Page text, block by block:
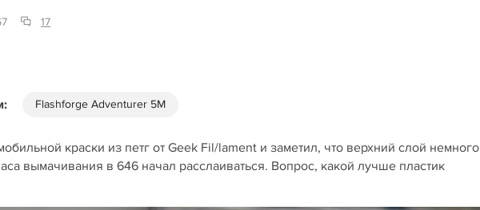
17
Flashforge Adventurer 5M
краски из петг от Geek Fil/lament и заметил, что верхний слой немного
вымачивания в 646 начал расслаиваться. Вопрос, какой лучше пластик